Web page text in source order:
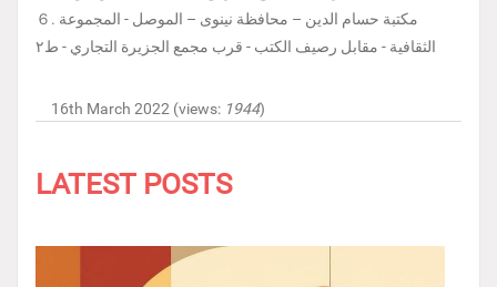
６. مكتبة حسام الدين – محافظة نينوى – الموصل - المجموعة
الثقافية - مقابل رصيف الكتب - قرب مجمع الجزيرة التجاري - ط٢
16th March 2022 (views: 1944)
LATEST POSTS